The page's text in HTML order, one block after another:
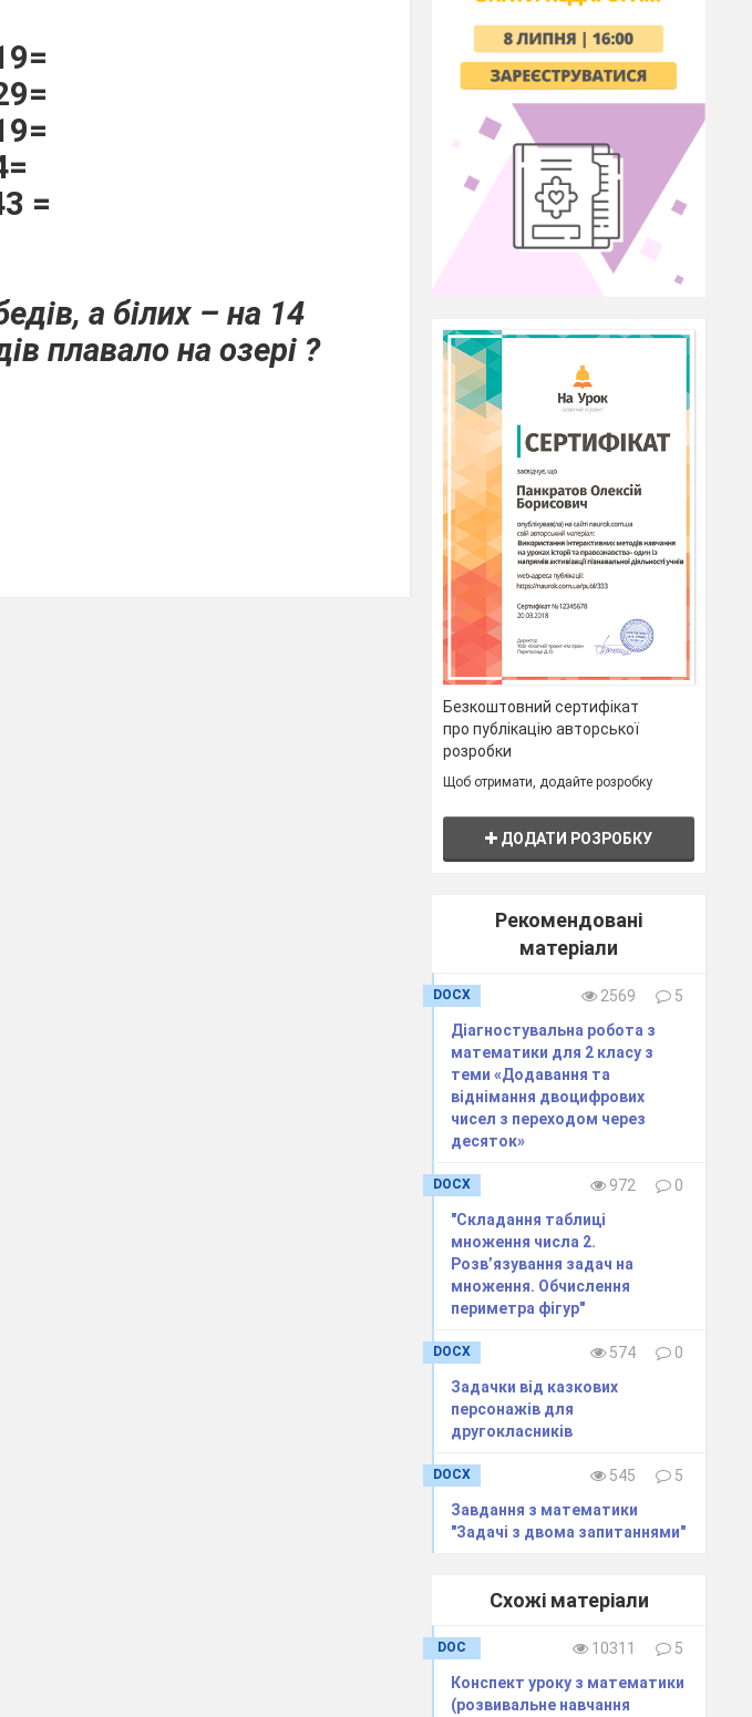
=
а білих – на 14
плавало на озері ?
Безкоштовний сертифікат
про публікацію авторської
розробки
Щоб отримати, додайте розробку
ДОДАТИ РОЗРОБКУ
Рекомендовані
матеріали
DOCX 2569
5
Діагностувальна робота з
математики для 2 класу з
теми «Додавання та
віднімання двоцифрових
чисел з переходом через
десяток»
DOCX 972
0
"Складання таблиці
множення числа 2.
Розв’язування задач на
множення. Обчислення
периметра фігур"
DOCX 574
0
Задачки від казкових
персонажів для
другокласників
DOCX 545
5
Завдання з математики
"Задачі з двома запитаннями"
Схожі матеріали
DOC 10311
5
Конспект уроку з математики
(розвивальне навчання